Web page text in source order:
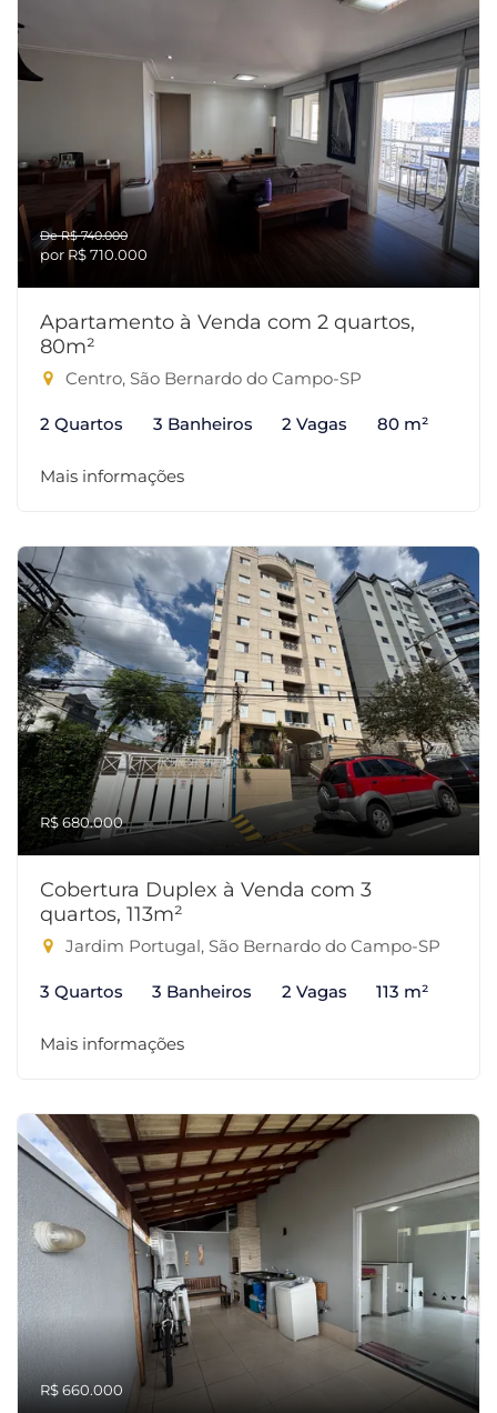
De R$ 740.000
por R$ 710.000
Apartamento à Venda com 2 quartos,
80m²
Centro, São Bernardo do Campo-SP
2 Quartos 3 Banheiros 2 Vagas 80 m²
Mais informações
R$ 680.000
Cobertura Duplex à Venda com 3
quartos, 113m²
Jardim Portugal, São Bernardo do Campo-SP
3 Quartos 3 Banheiros 2 Vagas 113 m²
Mais informações
R$ 660.000